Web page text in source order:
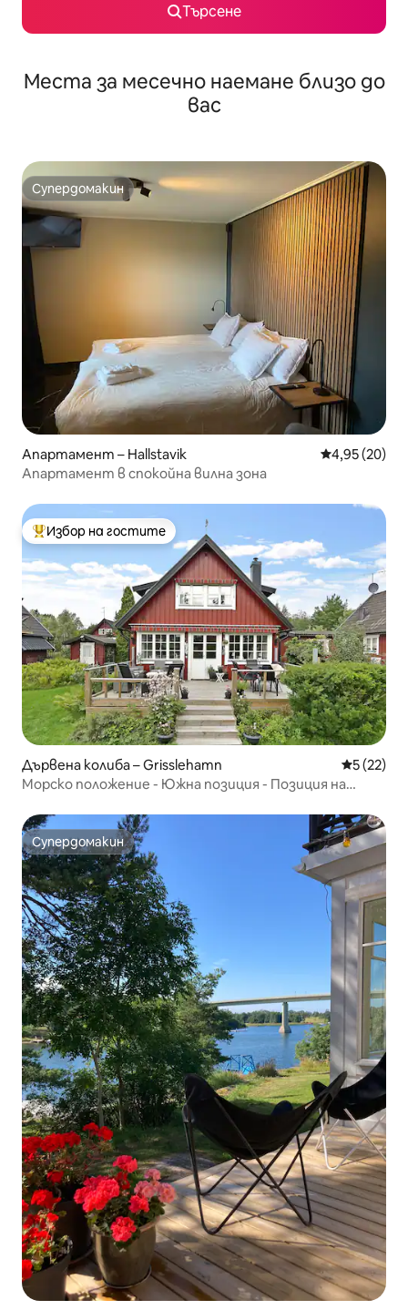
Търсене
Места за месечно наемане близо до
вас
Супердомакин
Супердомакин
Апартамент – Hallstavik Средна
4,95 (20)
Апартамент в спокойна вилна зона
Най-популярен избор на гостите
Избор на гостите
Дървена колиба – Grisslehamn Средна
5 (22)
Морско положение - Южна позиция - Позиция на
Супердомакин
Супердомакин